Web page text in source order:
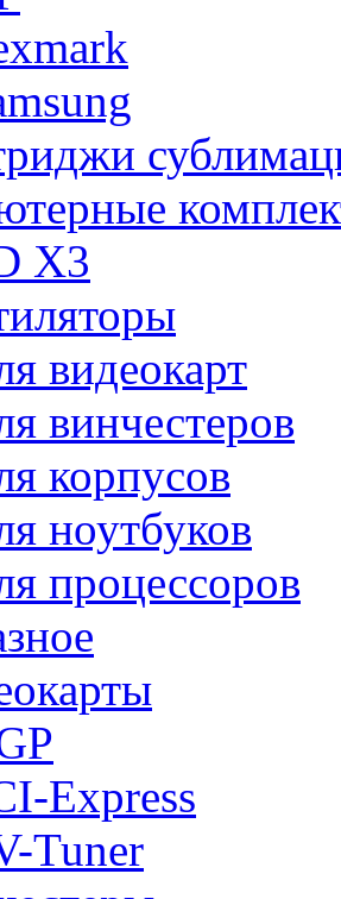
X3
видеокарт
винчестеров
корпусов
ноутбуков
процессоров
Express
Tuner